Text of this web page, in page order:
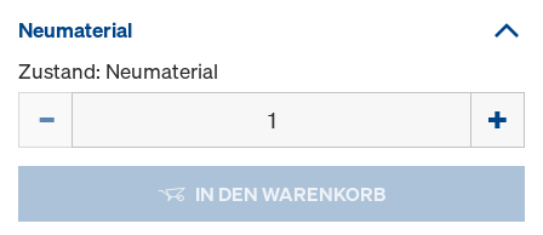
Neumaterial
Zustand: Neumaterial
IN DEN WARENKORB